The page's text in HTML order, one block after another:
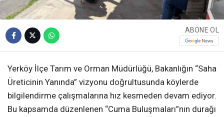
ABONE OL
Yerköy İlçe Tarım ve Orman Müdürlüğü, Bakanlığın “Saha
Üreticinin Yanında” vizyonu doğrultusunda köylerde
bilgilendirme çalışmalarına hız kesmeden devam ediyor.
Bu kapsamda düzenlenen “Cuma Buluşmaları”nın durağı